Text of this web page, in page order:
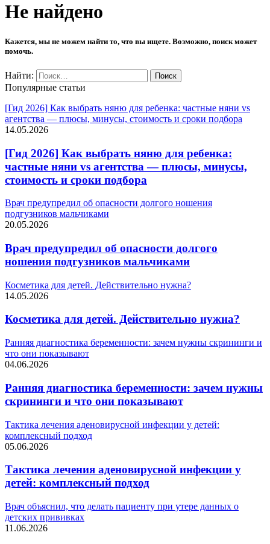
Не найдено
Кажется, мы не можем найти то, что вы ищете. Возможно, поиск может
помочь.
Найти:
Популярные статьи
[Гид 2026] Как выбрать няню для ребенка: частные няни vs
агентства — плюсы, минусы, стоимость и сроки подбора
14.05.2026
[Гид 2026] Как выбрать няню для ребенка:
частные няни vs агентства — плюсы, минусы,
стоимость и сроки подбора
Врач предупредил об опасности долгого ношения
подгузников мальчиками
20.05.2026
Врач предупредил об опасности долгого
ношения подгузников мальчиками
Косметика для детей. Действительно нужна?
14.05.2026
Косметика для детей. Действительно нужна?
Ранняя диагностика беременности: зачем нужны скрининги и
что они показывают
04.06.2026
Ранняя диагностика беременности: зачем нужны
скрининги и что они показывают
Тактика лечения аденовирусной инфекции у детей:
комплексный подход
05.06.2026
Тактика лечения аденовирусной инфекции у
детей: комплексный подход
Врач объяснил, что делать пациенту при утере данных о
детских прививках
11.06.2026